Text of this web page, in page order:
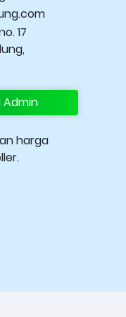
17
harga